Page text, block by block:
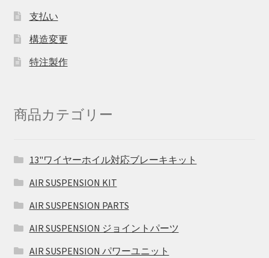
支払い
構造変更
特注製作
商品カテゴリー
13"ワイヤーホイル対応ブレーキキット
AIR SUSPENSION KIT
AIR SUSPENSION PARTS
AIR SUSPENSION ジョイントパーツ
AIR SUSPENSION パワーユニット